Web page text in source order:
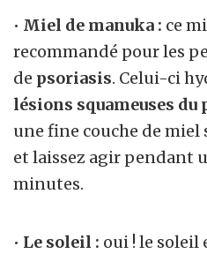
• Miel de manuka : ce
recommandé pour les
de psoriasis. Celui-ci
lésions squameuses du
une fine couche de miel
et laissez agir pendant
minutes.
• Le soleil : oui ! le soleil